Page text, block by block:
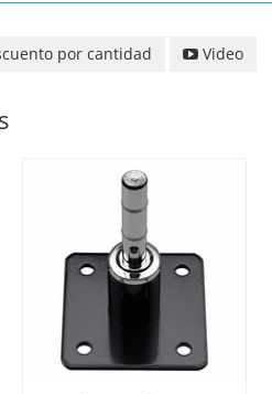
por cantidad Video